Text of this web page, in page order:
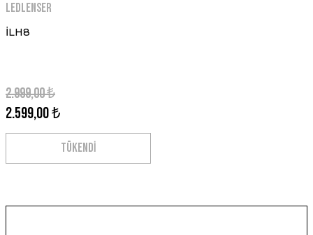
Ledlenser
İLH8
2.599,00 ₺
2.999,00 ₺
TÜKENDİ